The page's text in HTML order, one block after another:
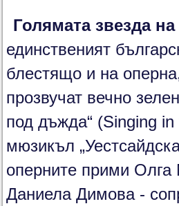
Голямата звезда
единственият
блестящо и на
прозвучат вечно
под дъжда“ (Singing in
мюзикъл
оперните прими
Даниела Димова -